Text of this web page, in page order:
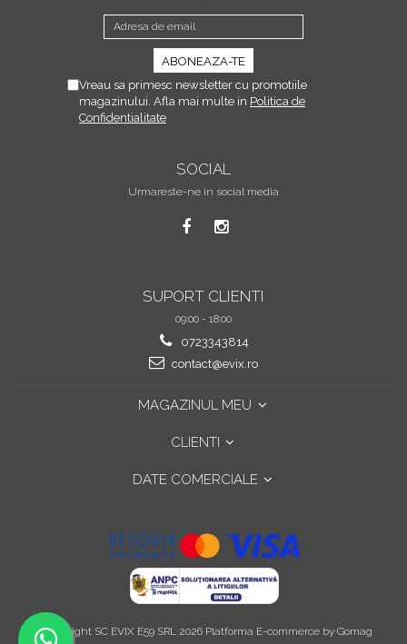
Vreau sa primesc newsletter cu promotiile
magazinului. Afla mai multe in Politica de
Confidentialitate
SOCIAL
Urmareste-ne in social media
SUPORT CLIENTI
09:00 - 18:00
0723343814
contact@evix.ro
MAGAZINUL MEU
CLIENTI
DATE COMERCIALE
©Copyright SC EVIX E59 SRL 2026 Platforma E-commerce by Gomag